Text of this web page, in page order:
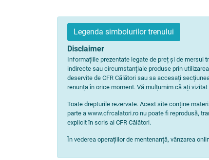
Legenda simbolurilor trenului
Disclaimer
Informațiile prezentate legate de preț și de mersul
indirecte sau circumstanțiale produse prin
deservite de CFR Călători sau sa accesați
renunța în orice moment. Vă mulțumim că ați
Toate drepturile rezervate. Acest site conține
parte a www.cfrcalatori.ro nu poate fi reprodusă,
explicit în scris al CFR Călători.
În vederea operațiilor de mentenanță, vânzarea